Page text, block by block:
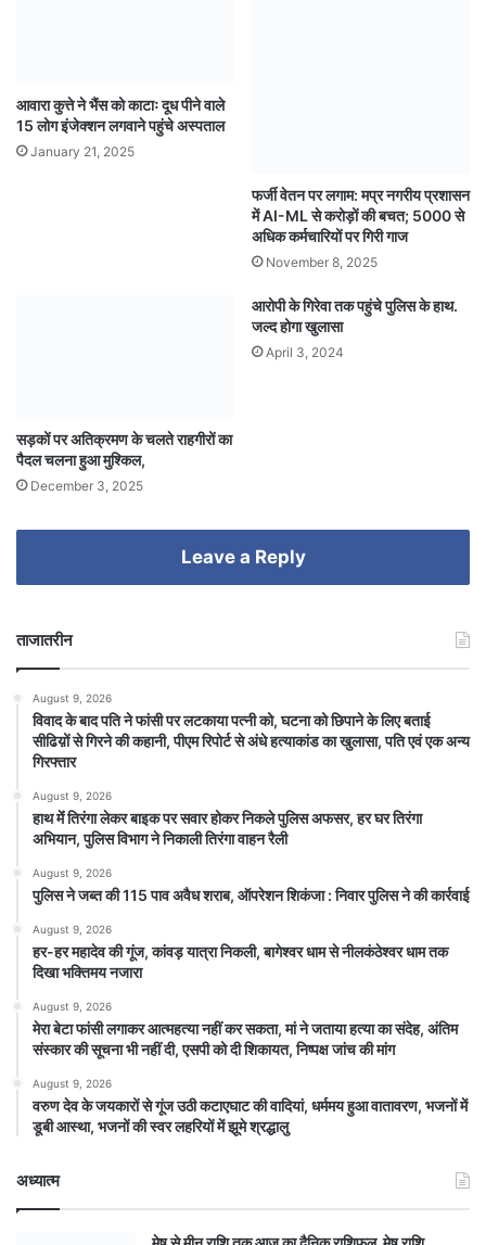
आवारा कुत्ते ने भैंस को काटाः दूध पीने वाले
15 लोग इंजेक्शन लगवाने पहुंचे अस्पताल
January 21, 2025
फर्जी वेतन पर लगाम: मप्र नगरीय प्रशासन
में AI-ML से करोड़ों की बचत; 5000 से
अधिक कर्मचारियों पर गिरी गाज
November 8, 2025
सड़कों पर अतिक्रमण के चलते राहगीरों का
पैदल चलना हुआ मुश्किल,
December 3, 2025
आरोपी के गिरेवा तक पहुंचे पुलिस के हाथ.
जल्द होगा खुलासा
April 3, 2024
Leave a Reply
ताजातरीन
August 9, 2026
विवाद के बाद पति ने फांसी पर लटकाया पत्नी को, घटना को छिपाने के लिए बताई
सीढिय़ों से गिरने की कहानी, पीएम रिपोर्ट से अंधे हत्याकांड का खुलासा, पति एवं एक अन्य
गिरफ्तार
August 9, 2026
हाथ मेंं तिरंगा लेकर बाइक पर सवार होकर निकले पुलिस अफसर, हर घर तिरंगा
अभियान, पुलिस विभाग ने निकाली तिरंगा वाहन रैली
August 9, 2026
पुलिस ने जब्त की 115 पाव अवैध शराब, ऑपरेशन शिकंजा : निवार पुलिस ने की कार्रवाई
August 9, 2026
हर-हर महादेव की गूंज, कांवड़ यात्रा निकली, बागेश्वर धाम से नीलकंठेश्वर धाम तक
दिखा भक्तिमय नजारा
August 9, 2026
मेरा बेटा फांसी लगाकर आत्महत्या नहीं कर सकता, मां ने जताया हत्या का संदेह, अंतिम
संस्कार की सूचना भी नहीं दी, एसपी को दी शिकायत, निष्पक्ष जांच की मांग
August 9, 2026
वरुण देव के जयकारों से गूंज उठी कटाएघाट की वादियां, धर्ममय हुआ वातावरण, भजनों में
डूबी आस्था, भजनों की स्वर लहरियों में झूमे श्रद्धालु
अध्यात्म